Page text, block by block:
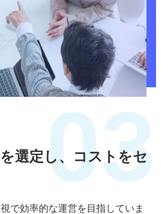
選定し、コストをセ
03
で効率的な運営を目指していま